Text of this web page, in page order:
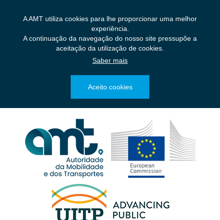
A AMT utiliza cookies para lhe proporcionar uma melhor
experiência.
A continuação da navegação do nosso site pressupõe a
aceitação da utilização de cookies.
Saber mais
Aceito cookies